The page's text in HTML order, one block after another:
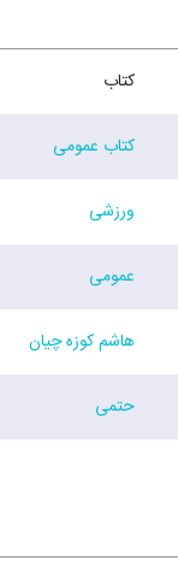
کتاب
کتاب عمومی
ورزشی
عمومی
هاشم کوزه چیان
حتمی